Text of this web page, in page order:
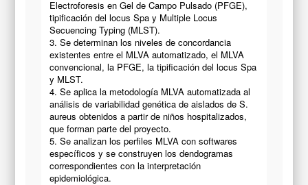
Electroforesis en Gel de Campo Pulsado (PFGE),
tipificación del locus Spa y Multiple Locus
Secuencing Typing (MLST).
3. Se determinan los niveles de concordancia
existentes entre el MLVA automatizado, el MLVA
convencional, la PFGE, la tipificación del locus Spa
y MLST.
4. Se aplica la metodología MLVA automatizada al
análisis de variabilidad genética de aislados de S.
aureus obtenidos a partir de niños hospitalizados,
que forman parte del proyecto.
5. Se analizan los perfiles MLVA con softwares
específicos y se construyen los dendogramas
correspondientes con la interpretación
epidemiológica.